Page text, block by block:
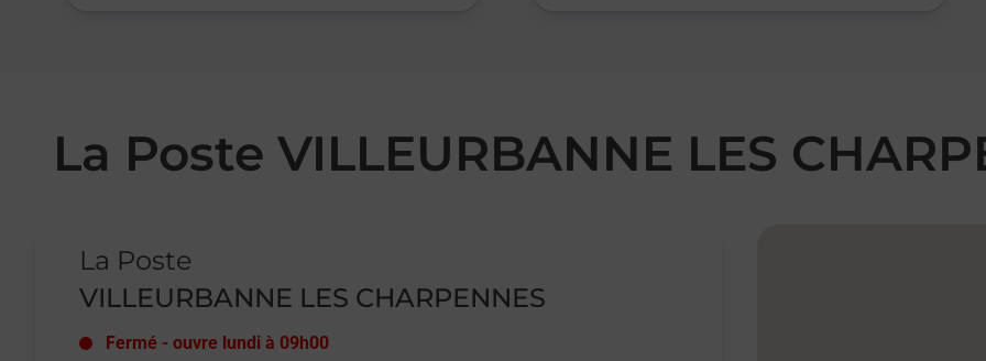
La Poste VILLEURBANNE LES
La Poste
VILLEURBANNE LES CHARPENNES
Fermé - ouvre lundi à 09h00